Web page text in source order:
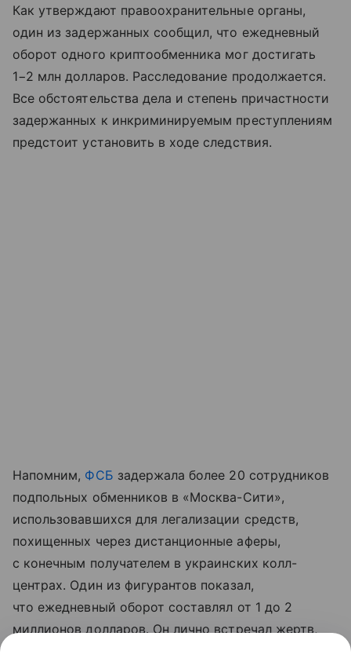
Как утверждают правоохранительные органы,
один из задержанных сообщил, что ежедневный
оборот одного криптообменника мог достигать
1−2 млн долларов. Расследование продолжается.
Все обстоятельства дела и степень причастности
задержанных к инкриминируемым преступлениям
предстоит установить в ходе следствия.
Напомним, ФСБ задержала более 20 сотрудников
подпольных обменников в «Москва-Сити»,
использовавшихся для легализации средств,
похищенных через дистанционные аферы,
с конечным получателем в украинских колл-
центрах. Один из фигурантов показал,
что ежедневный оборот составлял от 1 до 2
миллионов долларов. Он лично встречал жертв,